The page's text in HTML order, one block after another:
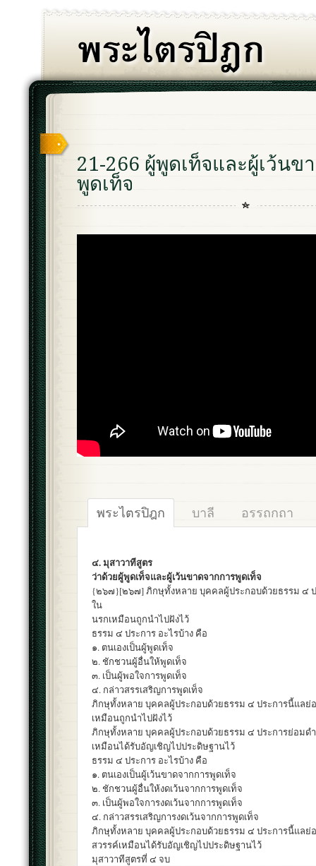
21-266 ผู้พูดเท็จและผู้เว้นข
พูดเท็จ
พระไตรปิฎก บาลี อรรถกถา
๔. มุสาวาทีสูตร
ว่าด้วยผู้พูดเท็จและผู้เว้นขาดจากการพูดเท็จ
{๒๖๗}[๒๖๗] ภิกษุทั้งหลาย บุคคลผู้ประกอบด้วยธรรม ๔
ใน
นรกเหมือนถูกนำไปฝังไว้
ธรรม ๔ ประการ อะไรบ้าง คือ
๑. ตนเองเป็นผู้พูดเท็จ
๒. ชักชวนผู้อื่นให้พูดเท็จ
๓. เป็นผู้พอใจการพูดเท็จ
๔. กล่าวสรรเสริญการพูดเท็จ
ภิกษุทั้งหลาย บุคคลผู้ประกอบด้วยธรรม ๔ ประการนี้แลย่
เหมือนถูกนำไปฝังไว้
ภิกษุทั้งหลาย บุคคลผู้ประกอบด้วยธรรม ๔ ประการย่อมด
เหมือนได้รับอัญเชิญไปประดิษฐานไว้
ธรรม ๔ ประการ อะไรบ้าง คือ
๑. ตนเองเป็นผู้เว้นขาดจากการพูดเท็จ
๒. ชักชวนผู้อื่นให้งดเว้นจากการพูดเท็จ
๓. เป็นผู้พอใจการงดเว้นจากการพูดเท็จ
๔. กล่าวสรรเสริญการงดเว้นจากการพูดเท็จ
ภิกษุทั้งหลาย บุคคลผู้ประกอบด้วยธรรม ๔ ประการนี้แลย่
สวรรค์เหมือนได้รับอัญเชิญไปประดิษฐานไว้
มุสาวาทีสูตรที่ ๔ จบ